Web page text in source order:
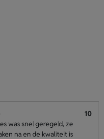
10
was snel geregeld, ze
na en de kwaliteit is